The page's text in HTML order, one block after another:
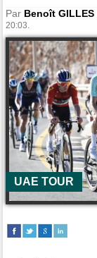
Par Benoît GILLES
20:03.
UAE TOUR